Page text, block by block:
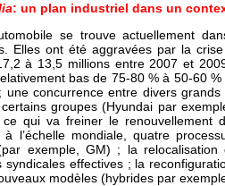
: un plan industriel dans un
se trouve actuellement
Elles ont été aggravées par la
à 13,5 millions entre 2007 et
bas de 75-80 % à 50-60 %
; une concurrence entre divers
groupes (Hyundai par
ce qui va freiner le renouvellement
à l’échelle mondiale, quatre
exemple, GM) ; la
syndicales effectives ; la
modèles (hybrides par